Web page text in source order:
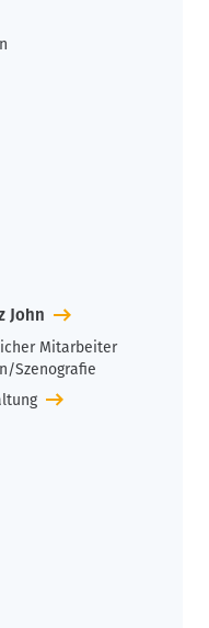
John
Mitarbeiter
Szenografie